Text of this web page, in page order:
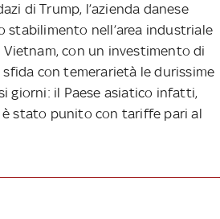
di Trump, l’azienda danese
nell’area industriale
con un investimento di
con temerarietà le durissime
giorni: il Paese asiatico infatti,
è stato punito con tariffe pari al